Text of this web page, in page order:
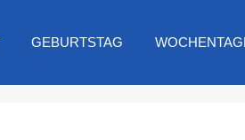
GEBURTSTAG